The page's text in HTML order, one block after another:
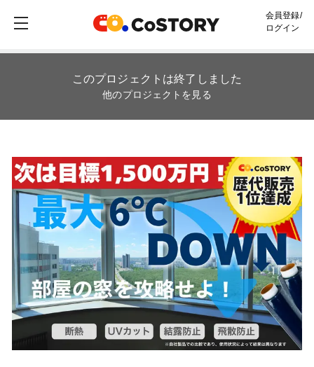
会員登録/
ログイン
このプロジェクトは終了しました
他のプロジェクトを見る